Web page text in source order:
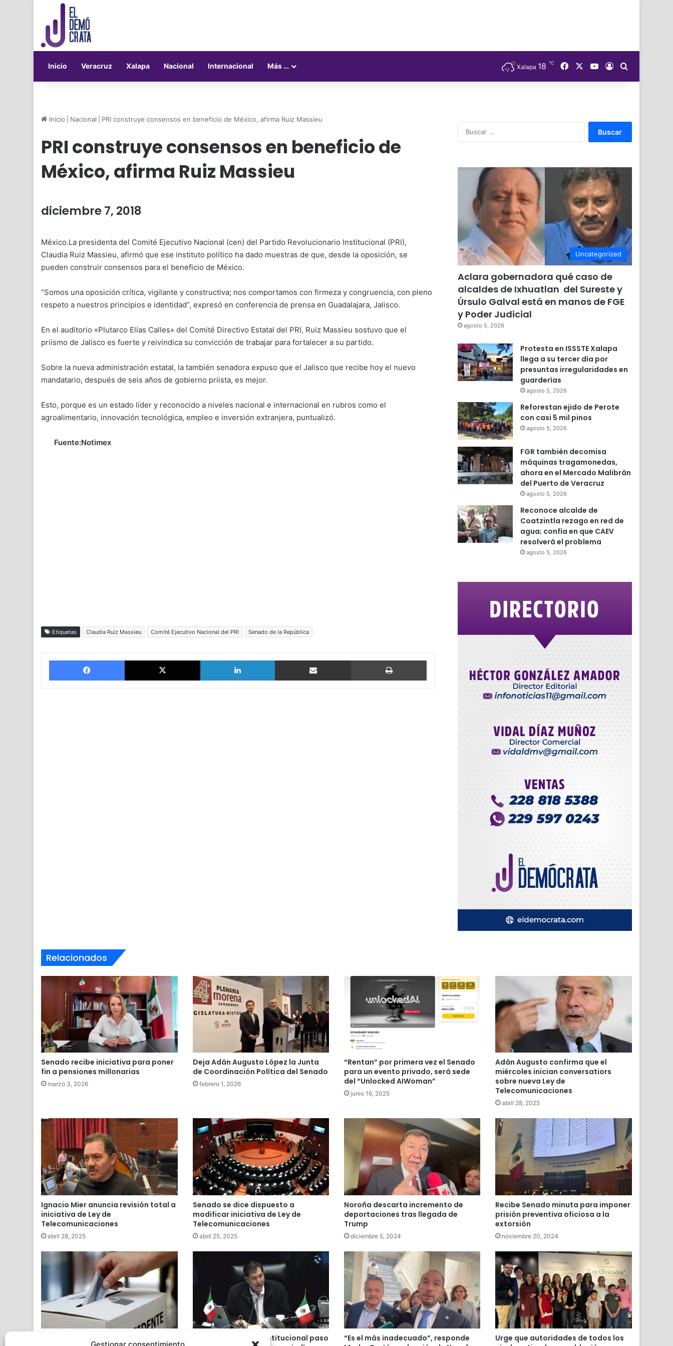
Inicio Veracruz Xalapa Nacional Internacional Más … Xalapa 18 ℃ FacebookYouTube
Acceso
Inicio Nacional PRI construye consensos en beneficio de México, afirma Ruiz Massieu
PRI construye consensos en beneficio de
México, afirma Ruiz Massieu
diciembre 7, 2018
México.La presidenta del Comité Ejecutivo Nacional (cen) del Partido Revolucionario Institucional (PRI),
Claudia Ruiz Massieu, afirmó que ese instituto político ha dado muestras de que, desde la oposición, se
pueden construir consensos para el beneficio de México.
“Somos una oposición crítica, vigilante y constructiva; nos comportamos con firmeza y congruencia, con pleno
respeto a nuestros principios e identidad”, expresó en conferencia de prensa en Guadalajara, Jalisco.
En el auditorio «Plutarco Elías Calles» del Comité Directivo Estatal del PRI, Ruiz Massieu sostuvo que el
priismo de Jalisco es fuerte y reivindica su convicción de trabajar para fortalecer a su partido.
Sobre la nueva administración estatal, la también senadora expuso que el Jalisco que recibe hoy el nuevo
mandatario, después de seis años de gobierno priista, es mejor.
Esto, porque es un estado líder y reconocido a niveles nacional e internacional en rubros como el
agroalimentario, innovación tecnológica, empleo e inversión extranjera, puntualizó.
Fuente:Notimex
Etiquetas Claudia Ruiz Massieu Comité Ejecutivo Nacional del PRI Senado de la República
Facebook X LinkedIn vía email Imprimir
Uncategorized
Aclara gobernadora qué caso de
alcaldes de Ixhuatlan del Sureste y
Úrsulo Galval está en manos de FGE
y Poder Judicial
agosto 5, 2026
Protesta en ISSSTE Xalapa
llega a su tercer día por
presuntas irregularidades en
guarderías
agosto 5, 2026
Reforestan ejido de Perote
con casi 5 mil pinos
agosto 5, 2026
FGR también decomisa
máquinas tragamonedas,
ahora en el Mercado Malibrán
del Puerto de Veracruz
agosto 5, 2026
Reconoce alcalde de
Coatzintla rezago en red de
agua; confía en que CAEV
resolverá el problema
agosto 5, 2026
Relacionados
Senado recibe iniciativa para poner
fin a pensiones millonarias
marzo 3, 2026
Deja Adán Augusto López la Junta
de Coordinación Política del Senado
febrero 1, 2026
“Rentan” por primera vez el Senado
para un evento privado, será sede
del “Unlocked AIWoman”
junio 16, 2025
Adán Augusto confirma que el
miércoles inician conversatiors
sobre nueva Ley de
Telecomunicaciones
abril 28, 2025
Ignacio Mier anuncia revisión total a
iniciativa de Ley de
Telecomunicaciones
abril 28, 2025
Senado se dice dispuesto a
modificar iniciativa de Ley de
Telecomunicaciones
abril 25, 2025
Noroña descarta incremento de
deportaciones tras llegada de
Trump
diciembre 5, 2024
Recibe Senado minuta para imponer
prisión preventiva oficiosa a la
extorsión
noviembre 20, 2024
Senado declara constitucional paso
“Es el más inadecuado”, responde
Urge que autoridades de todos los